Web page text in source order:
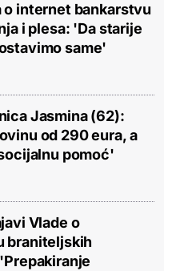
o internet bankarstvu
i plesa: 'Da starije
same'
Jasmina (62):
od 290 eura, a
pomoć'
Vlade o
braniteljskih